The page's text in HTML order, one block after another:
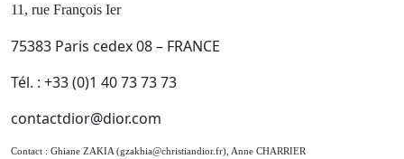
11, rue François Ier
75383 Paris cedex 08 – FRANCE
Tél. : +33 (0)1 40 73 73 73
contactdior@dior.com
Contact : Ghiane ZAKIA (gzakhia@christiandior.fr), Anne CHARRIER